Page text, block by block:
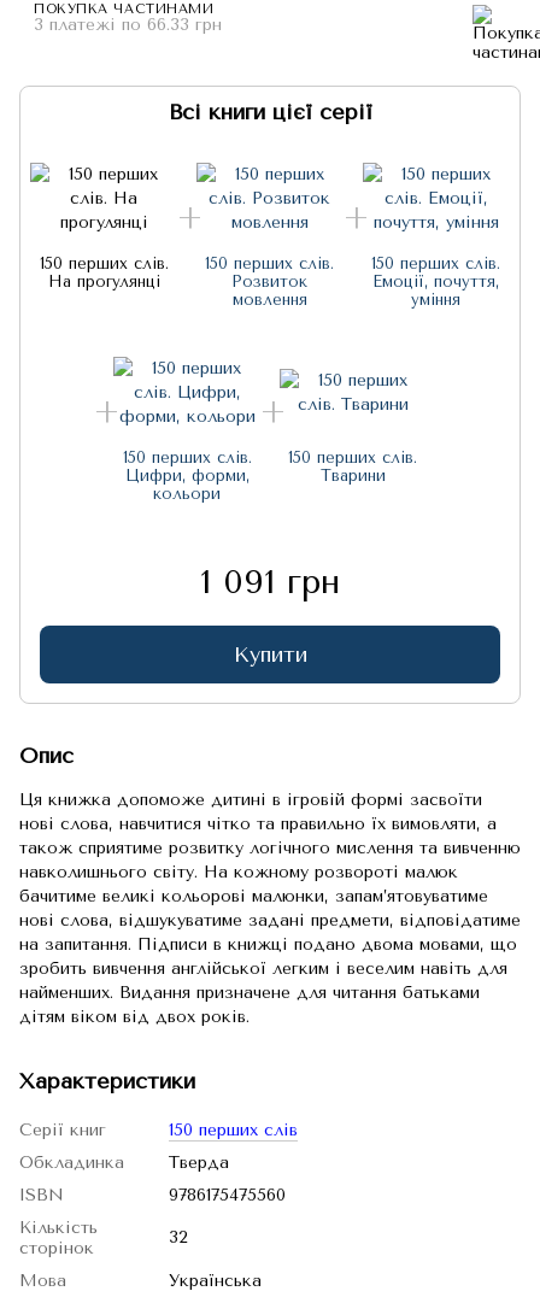
ПОКУПКА ЧАСТИНАМИ
3 платежі по 66.33 грн
Всі книги цієї серії
150 перших слів.
На прогулянці
150 перших слів.
Розвиток
мовлення
150 перших слів.
Емоції, почуття,
уміння
150 перших слів.
Цифри, форми,
кольори
150 перших слів.
Тварини
1 091 грн
Купити
Опис
Ця книжка допоможе дитині в ігровій формі засвоїти
нові слова, навчитися чітко та правильно їх вимовляти, а
також сприятиме розвитку логічного мислення та вивченню
навколишнього світу. На кожному розвороті малюк
бачитиме великі кольорові малюнки, запам’ятовуватиме
нові слова, відшукуватиме задані предмети, відповідатиме
на запитання. Підписи в книжці подано двома мовами, що
зробить вивчення англійської легким і веселим навіть для
найменших. Видання призначене для читання батьками
дітям віком від двох років.
Характеристики
Серії книг
150 перших слів
Обкладинка
Тверда
ISBN
9786175475560
Кількість
сторінок
32
Мова Українська